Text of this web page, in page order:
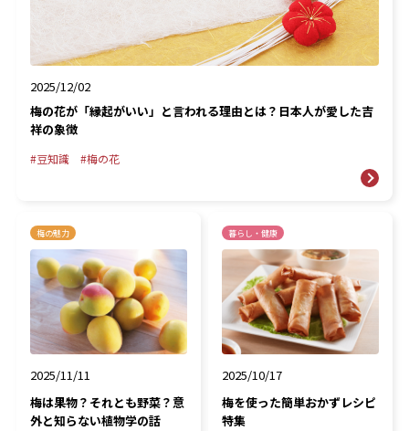
2025/12/02
梅の花が「縁起がいい」と言われる理由とは？日本人が愛した吉
祥の象徴
豆知識 梅の花
梅の魅力
2025/11/11
梅は果物？それとも野菜？意
外と知らない植物学の話
暮らし・健康
2025/10/17
梅を使った簡単おかずレシピ
特集